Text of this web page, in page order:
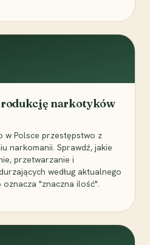
narkotyków
w Polsce przestępstwo z
narkomanii. Sprawdź, jakie
przetwarzanie i
według aktualnego
"znaczna ilość".